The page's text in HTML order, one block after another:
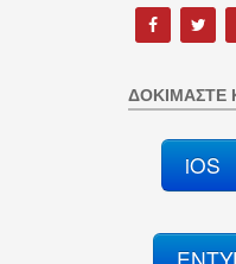
ΔΟΚΙΜΆΣΤΕ
iOS